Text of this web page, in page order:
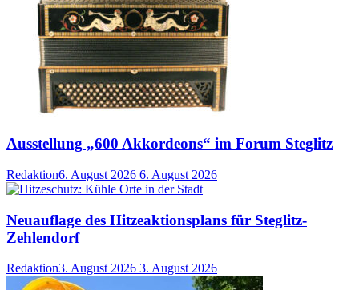
Ausstellung „600 Akkordeons“ im Forum Steglitz
Redaktion6. August 2026 6. August 2026
Neuauflage des Hitzeaktionsplans für Steglitz-
Zehlendorf
Redaktion3. August 2026 3. August 2026